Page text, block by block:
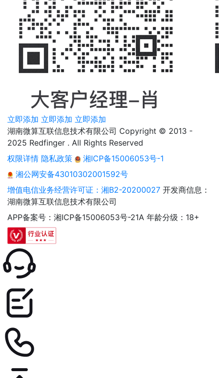
立即添加 立即添加 立即添加
湖南微算互联信息技术有限公司 Copyright © 2013 -
2025 Redfinger . All Rights Reserved
权限详情 隐私政策
湘ICP备15006053号-1
湘公网安备43010302001592号
增值电信业务经营许可证：湘B2-20200027 开发商信息：
湖南微算互联信息技术有限公司
APP备案号：湘ICP备15006053号-21A 年龄分级：18+